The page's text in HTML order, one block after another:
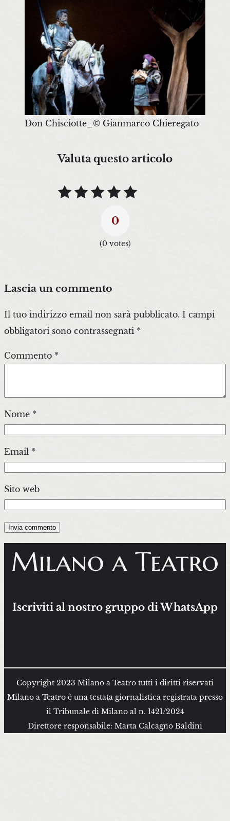
Don Chisciotte_© Gianmarco Chieregato
Valuta questo articolo
0
(0votes)
Lascia un commento
Il tuo indirizzo email non sarà pubblicato. I campi
obbligatori sono contrassegnati *
Commento *
Nome *
Email *
Sito web
Iscriviti al nostro gruppo di WhatsApp
Copyright 2023 Milano a Teatro tutti i diritti riservati
Milano a Teatro è una testata giornalistica registrata presso
il Tribunale di Milano al n. 1421/2024
Direttore responsabile: Marta Calcagno Baldini